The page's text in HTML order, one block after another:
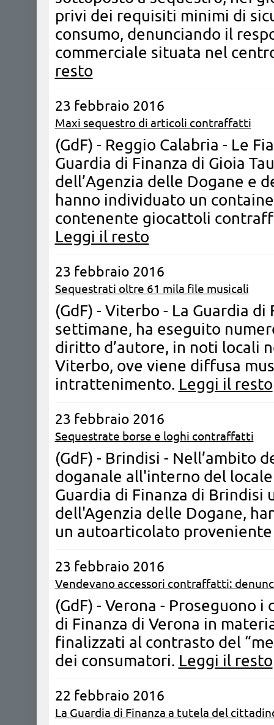
privi dei requisiti minimi di
consumo, denunciando il
commerciale situata nel
resto
23 febbraio 2016
Maxi sequestro di articoli contraffatti
(GdF) - Reggio Calabria - Le
Guardia di Finanza di Gioia
dell’Agenzia delle Dogane e
hanno individuato un
contenente giocattoli
Leggi il resto
23 febbraio 2016
Sequestrati oltre 61 mila file musicali
(GdF) - Viterbo - La Guardia
settimane, ha eseguito
diritto d’autore, in noti locali
Viterbo, ove viene diffusa
intrattenimento. Leggi il resto
23 febbraio 2016
Sequestrate borse e loghi contraffatti
(GdF) - Brindisi - ​Nell’ambito
doganale all'interno del
Guardia di Finanza di
dell'Agenzia delle Dogane,
un autoarticolato
23 febbraio 2016
Vendevano accessori contraffatti:
(GdF) - Verona - Proseguono
di Finanza di Verona in
finalizzati al contrasto del
dei consumatori. Leggi il resto
22 febbraio 2016
La Guardia di Finanza a tutela del